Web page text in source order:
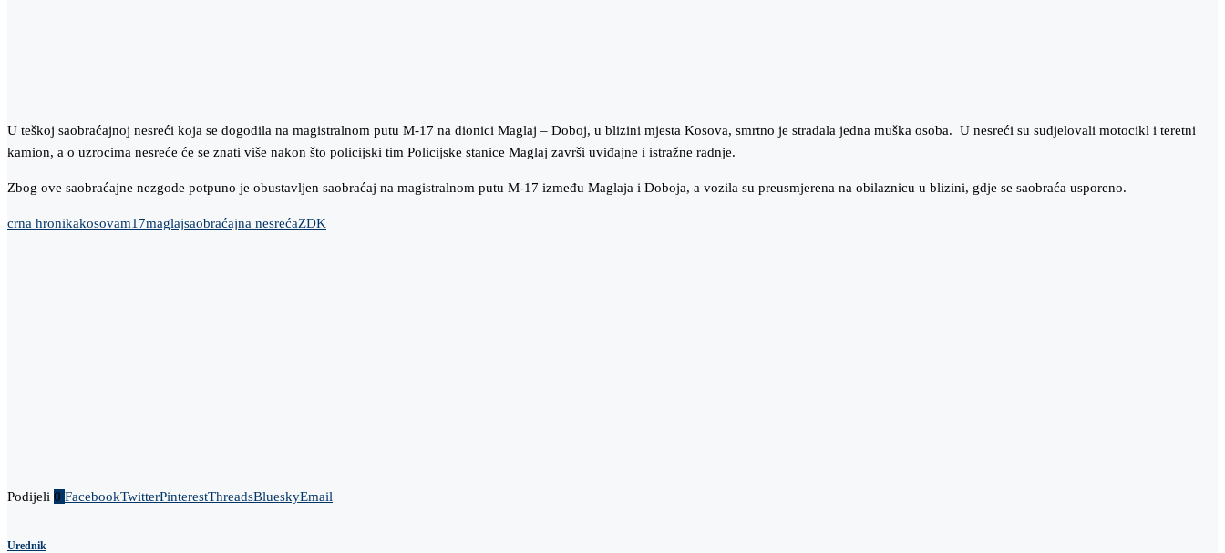
U teškoj saobraćajnoj nesreći koja se dogodila na magistralnom putu M-17 na dionici Maglaj – Doboj, u blizini mjesta Kosova, smrtno je stradala jedna muška osoba. U nesreći su sudjelovali motocikl i teretni
kamion, a o uzrocima nesreće će se znati više nakon što policijski tim Policijske stanice Maglaj završi uviđajne i istražne radnje.
Zbog ove saobraćajne nezgode potpuno je obustavljen saobraćaj na magistralnom putu M-17 između Maglaja i Doboja, a vozila su preusmjerena na obilaznicu u blizini, gdje se saobraća usporeno.
crna hronikakosovam17maglajsaobraćajna nesrećaZDK
Podijeli 0 FacebookTwitterPinterestThreadsBlueskyEmail
Urednik